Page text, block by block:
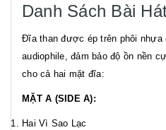
Danh Sách Bài
Đĩa than được ép trên phôi nhựa
audiophile, đảm bảo độ ồn nền
cho cả hai mặt đĩa:
MẶT A (SIDE A):
Hai Vì Sao Lạc